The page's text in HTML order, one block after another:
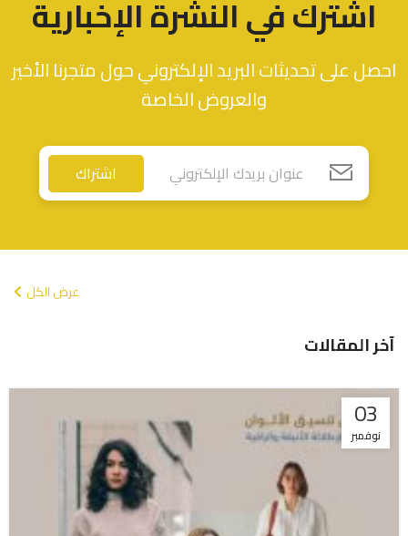
اشترك في النشرة الإخبارية
احصل على تحديثات البريد الإلكتروني حول متجرنا الأخير
والعروض الخاصة
اشتراك
عرض الكل
آخر المقالات
03
نوفمبر